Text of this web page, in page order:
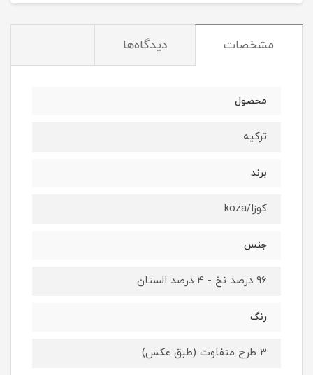
مشخصات دیدگاه‌ها
محصول
ترکیه
برند
کوزا/koza
جنس
96 درصد نخ - 4 درصد الستان
رنگ
3 طرح متفاوت (طبق عکس)